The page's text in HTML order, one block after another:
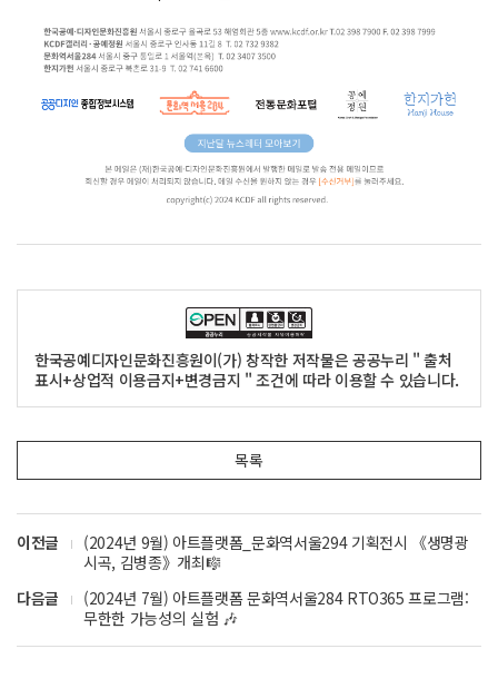
한국공예디자인문화진흥원이(가) 창작한 저작물은 공공누리 " 출처
표시+상업적 이용금지+변경금지 " 조건에 따라 이용할 수 있습니다.
목록
이전글
(2024년 9월) 아트플랫폼_문화역서울294 기획전시 《생명광
시곡, 김병종》개최🎼
다음글
(2024년 7월) 아트플랫폼 문화역서울284 RTO365 프로그램:
무한한 가능성의 실험 🎶